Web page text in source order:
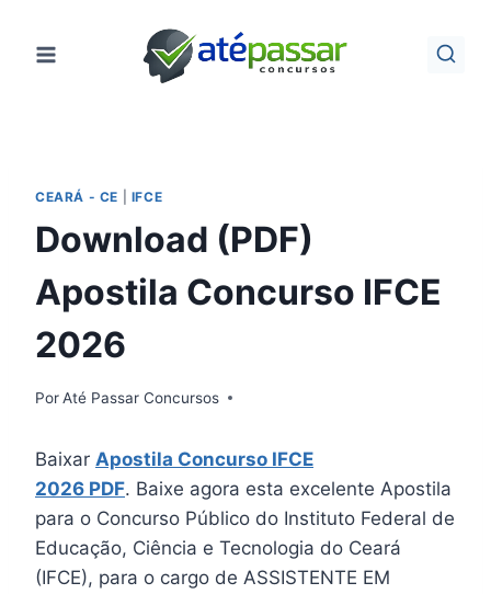
para
CEARÁ - CE IFCE
Download (PDF)
Apostila Concurso IFCE
2026
PorAté Passar Concursos
Baixar Apostila Concurso IFCE
2026 PDF. Baixe agora esta excelente Apostila
para o Concurso Público do Instituto Federal de
Educação, Ciência e Tecnologia do Ceará
(IFCE), para o cargo de ASSISTENTE EM